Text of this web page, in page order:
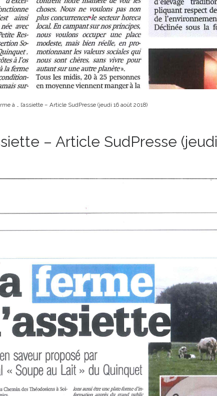
à … l’assiette – Article SudPresse (jeudi 16 août 2018)
– Article SudPresse